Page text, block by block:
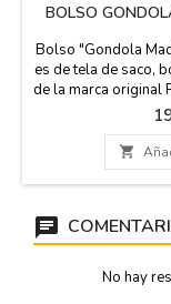
BOLSO
Bolso "Gondola
es de tela de saco,
de la marca original
Madrid. Medidas :
ALTO

No hay